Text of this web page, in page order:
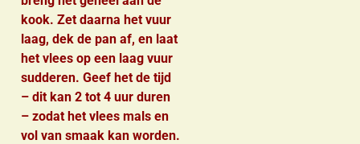
kook. Zet daarna het vuur
laag, dek de pan af, en laat
het vlees op een laag vuur
sudderen. Geef het de tijd
– dit kan 2 tot 4 uur duren
– zodat het vlees mals en
vol van smaak kan worden.